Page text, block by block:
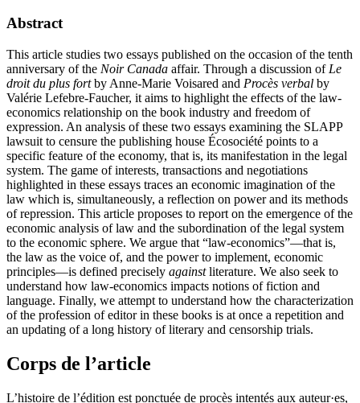
Abstract
This article studies two essays published on the occasion of the tenth
anniversary of the Noir Canada affair. Through a discussion of Le
droit du plus fortby Anne-Marie Voisared and Procès verbal by
Valérie Lefebre-Faucher, it aims to highlight the effects of the law-
economics relationship on the book industry and freedom of
expression. An analysis of these two essays examining the SLAPP
lawsuit to censure the publishing house Écosociété points to a
specific feature of the economy, that is, its manifestation in the legal
system. The game of interests, transactions and negotiations
highlighted in these essays traces an economic imagination of the
law which is, simultaneously, a reflection on power and its methods
of repression. This article proposes to report on the emergence of the
economic analysis of law and the subordination of the legal system
to the economic sphere. We argue that “law-economics”—that is,
the law as the voice of, and the power to implement, economic
principles—is defined precisely againstliterature. We also seek to
understand how law-economics impacts notions of fiction and
language. Finally, we attempt to understand how the characterization
of the profession of editor in these books is at once a repetition and
an updating of a long history of literary and censorship trials.
Corps de l’article
L’histoire de l’édition est ponctuée de procès intentés aux auteur·es,